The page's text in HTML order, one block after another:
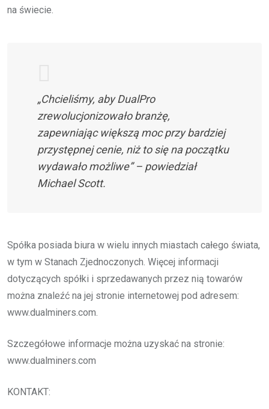
na świecie.
„Chcieliśmy, aby DualPro
zrewolucjonizowało branżę,
zapewniając większą moc przy bardziej
przystępnej cenie, niż to się na początku
wydawało możliwe” – powiedział
Michael Scott.
Spółka posiada biura w wielu innych miastach całego świata,
w tym w Stanach Zjednoczonych. Więcej informacji
dotyczących spółki i sprzedawanych przez nią towarów
można znaleźć na jej stronie internetowej pod adresem:
www.dualminers.com.
Szczegółowe informacje można uzyskać na stronie:
www.dualminers.com
KONTAKT: